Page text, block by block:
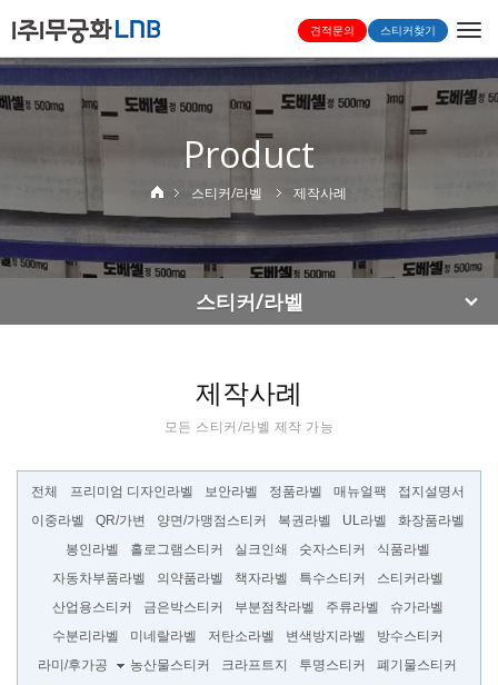
견적문의 스티커찾기
Product
스티커/라벨 제작사례
스티커/라벨
제작사례
모든 스티커/라벨 제작 가능
전체 프리미엄 디자인라벨 보안라벨 정품라벨 매뉴얼팩
접지설명서
이중라벨
QR/가변 양면/가맹점스티커 복권라벨 UL라벨
화장품라벨
봉인라벨
홀로그램스티커 실크인쇄 숫자스티커
식품라벨
자동차부품라벨
의약품라벨 책자라벨 특수스티커
스티커라벨
산업용스티커
금은박스티커 부분점착라벨 주류라벨
슈가라벨
수분리라벨
미네랄라벨 저탄소라벨 변색방지라벨
방수스티커
라미/후가공
농산물스티커 크라프트지 투명스티커
폐기물스티커